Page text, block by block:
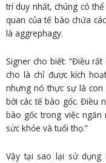
trí duy nhất, chúng có
quan của tế bào chứa
là aggrephagy.
Signer cho biết: “Điều
cho là chỉ được kích
nhưng nó thực sự là
bởi các tế bào gốc. Điều
bào gốc trong việc
sức khỏe và tuổi thọ.”
Vậy tại sao lại sử dụng